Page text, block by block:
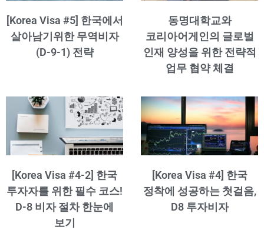
[Korea Visa #5] 한국에서
살아남기위한 무역비자
(D-9-1) 전략
동명대학교와
코리아어게인의 글로벌
인재 양성을 위한 전략적
업무 협약 체결
[Korea Visa #4-2] 한국
투자자를 위한 필수 코스!
D-8 비자 절차 한눈에
보기
[Korea Visa #4] 한국
정착에 성공하는 첫걸음,
D8 투자비자